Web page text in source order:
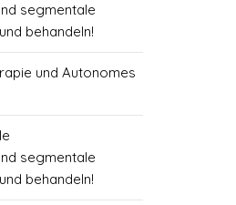
segmentale
behandeln!
und Autonomes
segmentale
behandeln!